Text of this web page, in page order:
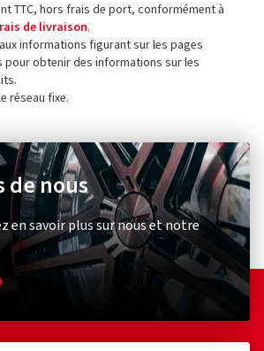
TTC, hors frais de port, conformément à
de livraison.
informations figurant sur les pages
obtenir des informations sur les
réseau fixe.
de nous
en savoir plus sur nous et notre